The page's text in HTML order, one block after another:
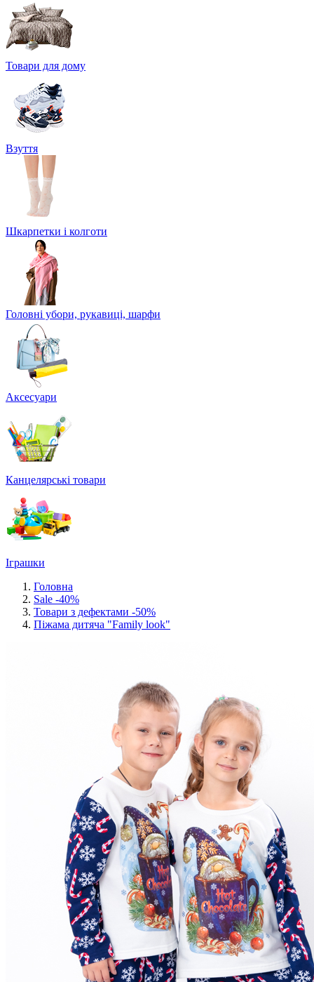
Товари для дому
Взуття
Шкарпетки і колготи
Головні убори, рукавиці, шарфи
Аксесуари
Канцелярські товари
Іграшки
Головна
Sale -40%
Товари з дефектами -50%
Піжама дитяча "Family look"